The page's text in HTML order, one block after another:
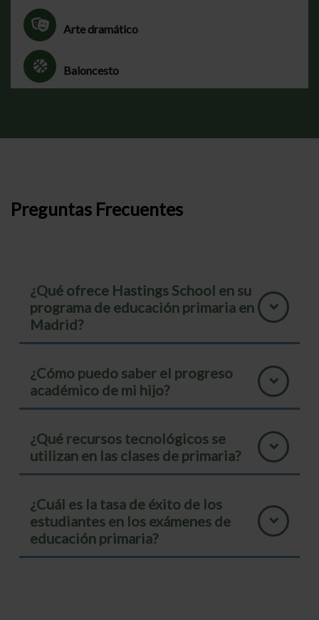
Arte dramático
Baloncesto
Preguntas Frecuentes
¿Qué ofrece Hastings School en su
programa de educación primaria en
Madrid?
¿Cómo puedo saber el progreso
académico de mi hijo?
¿Qué recursos tecnológicos se
utilizan en las clases de primaria?
¿Cuál es la tasa de éxito de los
estudiantes en los exámenes de
educación primaria?